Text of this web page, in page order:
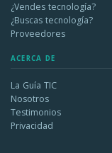
¿Vendes tecnología?
¿Buscas tecnología?
Proveedores
ACERCA DE
La Guía TIC
Nosotros
Testimonios
Privacidad